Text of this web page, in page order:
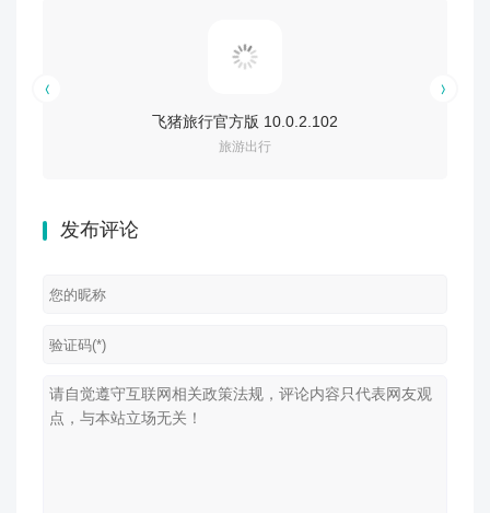
飞猪旅行官方版 10.0.2.102
旅游出行
发布评论